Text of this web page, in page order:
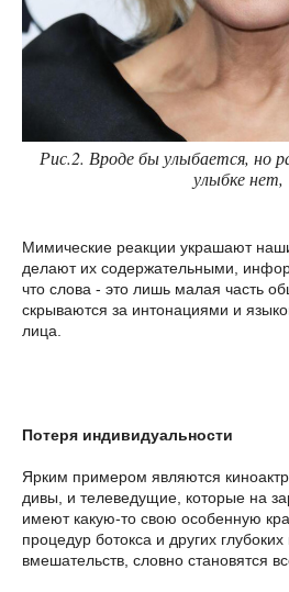
Рис.2. Вроде бы улыбается, но
улыбке нет,
Мимические реакции украшают
делают их содержательными,
что слова - это лишь малая часть
скрываются за интонациями и
лица.
Потеря индивидуальности
Ярким примером являются
дивы, и телеведущие, которые на
имеют какую-то свою особенную
процедур ботокса и других
вмешательств, словно становятся